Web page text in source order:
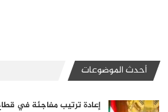
أحدث الموضوعات
إعادة ترتيب مفاجئة في